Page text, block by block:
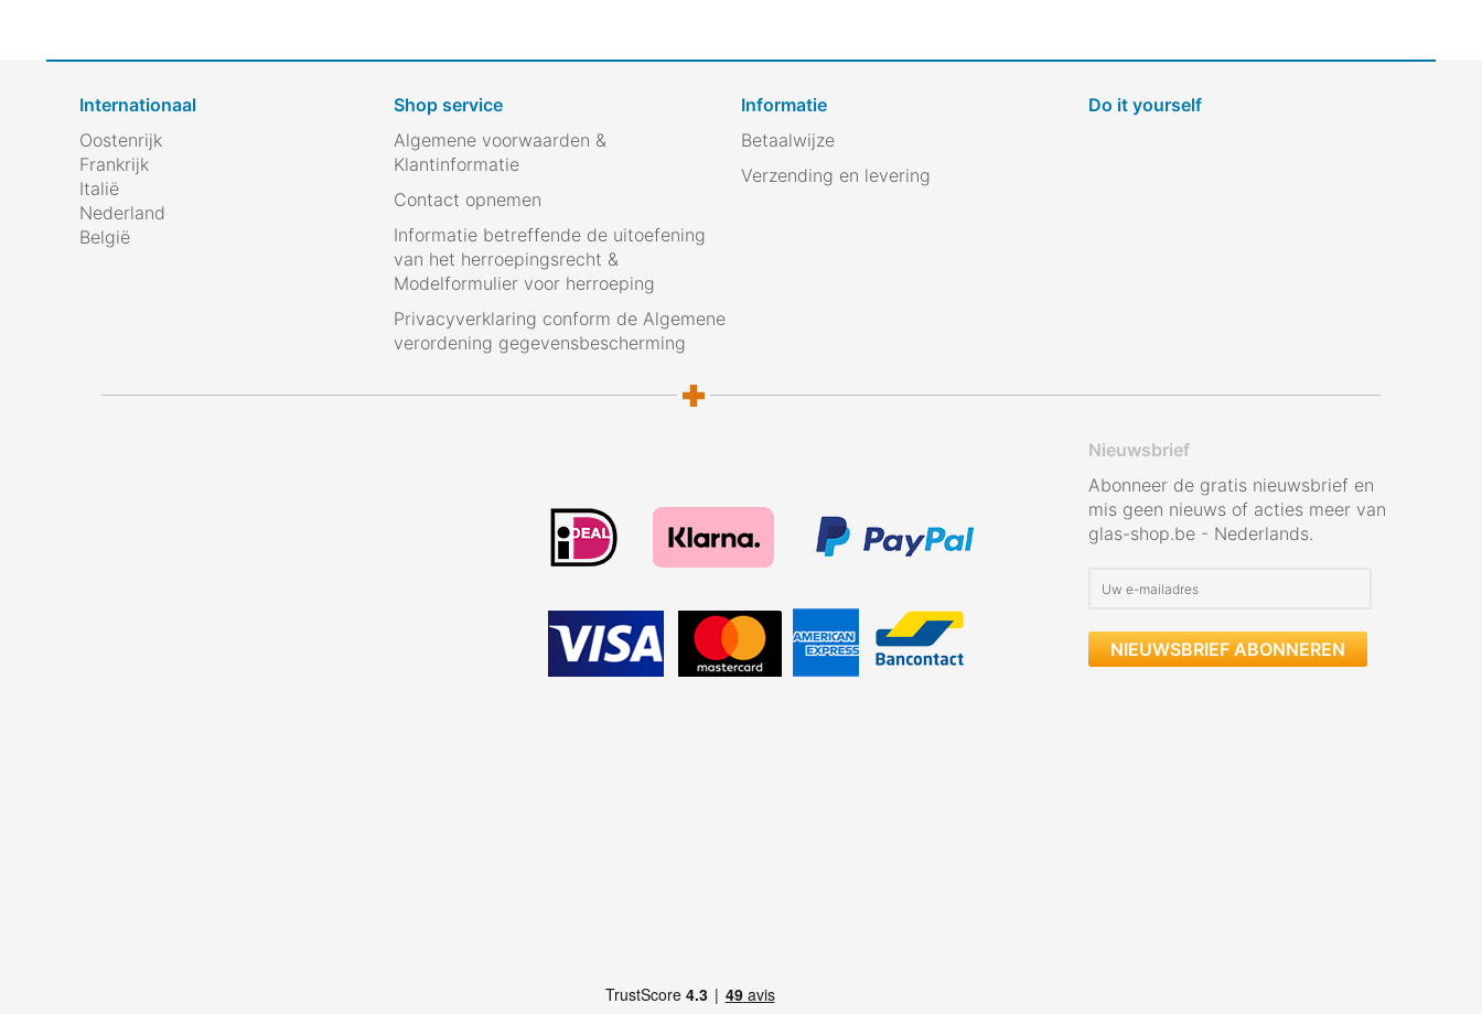
Internationaal
Oostenrijk
Frankrijk
Italië
Nederland
België
Shop service
Algemene voorwaarden &
Klantinformatie
Contact opnemen
Informatie betreffende de uitoefening
van het herroepingsrecht &
Modelformulier voor herroeping
Privacyverklaring conform de Algemene
verordening gegevensbescherming
Informatie
Betaalwijze
Verzending en levering
Do it yourself
Nieuwsbrief
Abonneer de gratis nieuwsbrief en
mis geen nieuws of acties meer van
glas-shop.be - Nederlands.
NIEUWSBRIEF ABONNEREN